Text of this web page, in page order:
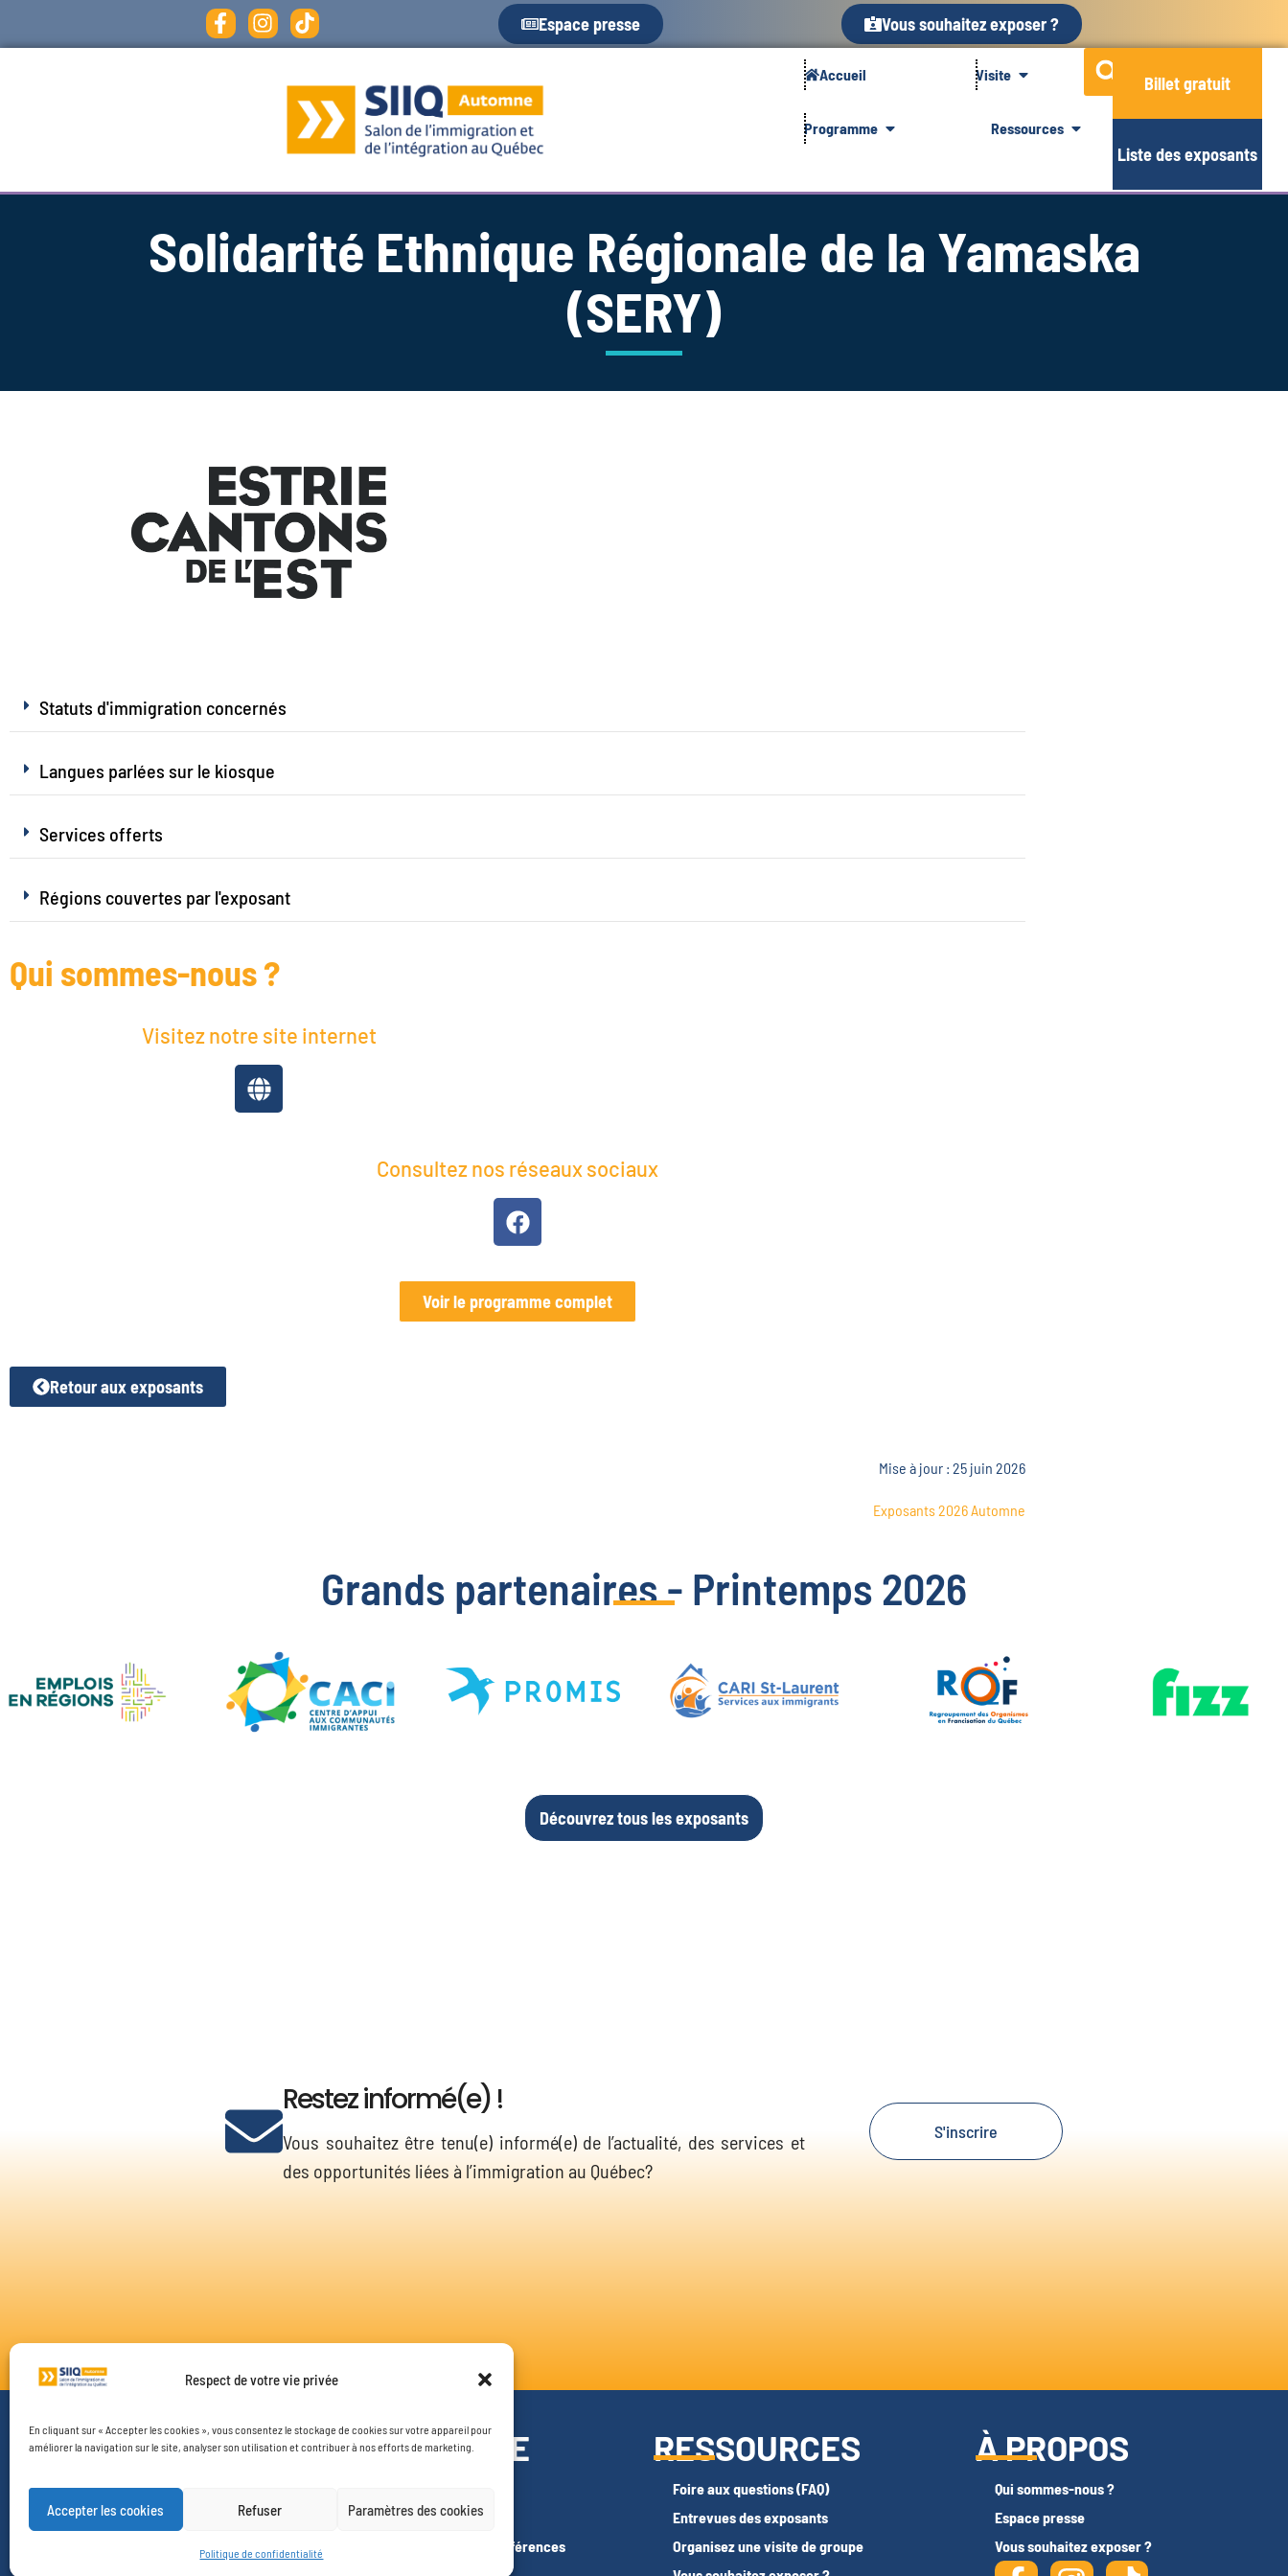
Respect de votre vie privée
En cliquant sur « Accepter les cookies », vous consentez le stockage de cookies sur votre appareil pour
améliorer la navigation sur le site, analyser son utilisation et contribuer à nos efforts de marketing.
Accepter les cookies Refuser Paramètres des cookies
Politique de confidentialité
Espace presse Vous souhaitez exposer ?
Accueil Visite
Programme Ressources
Billet gratuit
Liste des exposants
Solidarité Ethnique Régionale de la Yamaska
(SERY)
Statuts d'immigration concernés
Langues parlées sur le kiosque
Services offerts
Régions couvertes par l'exposant
Qui sommes-nous ?
Visitez notre site internet
Consultez nos réseaux sociaux
Voir le programme complet
Retour aux exposants
Mise à jour : 25 juin 2026
Exposants 2026 Automne
Grands partenaires - Printemps 2026
Découvrez tous les exposants
Restez informé(e) !
Vous souhaitez être tenu(e) informé(e) de l’actualité, des services et
des opportunités liées à l’immigration au Québec?
S'inscrire
VISITE
Exposants
Plan du salon
PROGRAMME
Espace LinkedIn
Espace participatif et conférences
RESSOURCES
Foire aux questions (FAQ)
Entrevues des exposants
Organisez une visite de groupe
À PROPOS
Qui sommes-nous ?
Espace presse
Vous souhaitez exposer ?